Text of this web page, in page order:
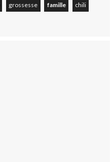
grossesse famille chili